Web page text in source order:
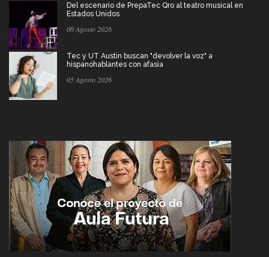
Del escenario de PrepaTec Qro al teatro musical en
Estados Unidos
06 Agosto 2026
Tec y UT Austin buscan "devolver la voz" a
hispanohablantes con afasia
05 Agosto 2026